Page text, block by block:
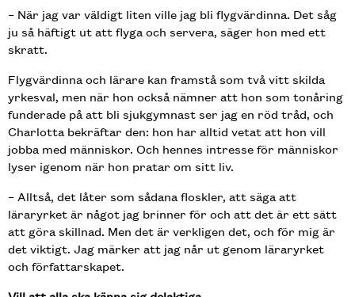
– När jag var väldigt liten ville jag bli flygvärdinna. Det såg
ju så häftigt ut att flyga och servera, säger hon med ett
skratt.
Flygvärdinna och lärare kan framstå som två vitt skilda
yrkesval, men när hon också nämner att hon som tonåring
funderade på att bli sjukgymnast ser jag en röd tråd, och
Charlotta bekräftar den: hon har alltid vetat att hon vill
jobba med människor. Och hennes intresse för människor
lyser igenom när hon pratar om sitt liv.
– Alltså, det låter som sådana floskler, att säga att
läraryrket är något jag brinner för och att det är ett sätt
att göra skillnad. Men det är verkligen det, och för mig är
det viktigt. Jag märker att jag når ut genom läraryrket
och författarskapet.